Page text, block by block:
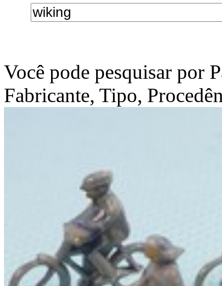
Você pode pesquisar por
Fabricante, Tipo,